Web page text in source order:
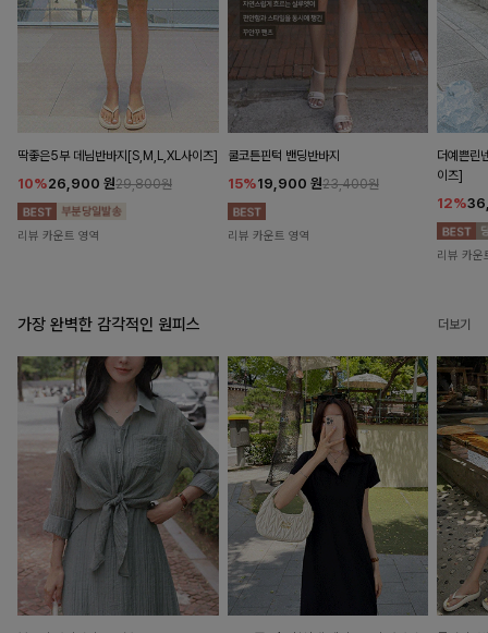
딱좋은5부 데님반바지[S,M,L,XL사이즈]
10%26,900 원29,800원
리뷰 카운트 영역
쿨코튼핀턱 밴딩반바지
15%19,900 원23,400원
리뷰 카운트 영역
더예쁜린
이즈]
12%
리뷰 카운
가장 완벽한 감각적인 원피스 더보기